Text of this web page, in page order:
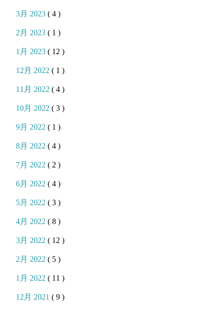
3月 2023( 4 )
2月 2023( 1 )
1月 2023( 12 )
12月 2022( 1 )
11月 2022( 4 )
10月 2022( 3 )
9月 2022( 1 )
8月 2022( 4 )
7月 2022( 2 )
6月 2022( 4 )
5月 2022( 3 )
4月 2022( 8 )
3月 2022( 12 )
2月 2022( 5 )
1月 2022( 11 )
12月 2021( 9 )